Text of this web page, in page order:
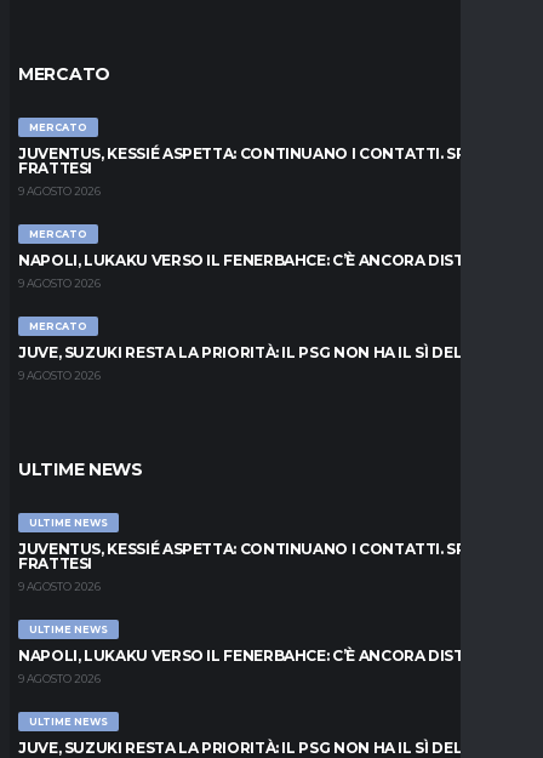
MERCATO
MERCATO
JUVENTUS, KESSIÉ ASPETTA: CONTINUANO I CONTATTI. SPUNTA
FRATTESI
9 AGOSTO 2026
MERCATO
NAPOLI, LUKAKU VERSO IL FENERBAHCE: C’È ANCORA DISTANZA
9 AGOSTO 2026
MERCATO
JUVE, SUZUKI RESTA LA PRIORITÀ: IL PSG NON HA IL SÌ DEL PARMA
9 AGOSTO 2026
ULTIME NEWS
ULTIME NEWS
JUVENTUS, KESSIÉ ASPETTA: CONTINUANO I CONTATTI. SPUNTA
FRATTESI
9 AGOSTO 2026
ULTIME NEWS
NAPOLI, LUKAKU VERSO IL FENERBAHCE: C’È ANCORA DISTANZA
9 AGOSTO 2026
ULTIME NEWS
JUVE, SUZUKI RESTA LA PRIORITÀ: IL PSG NON HA IL SÌ DEL PARMA